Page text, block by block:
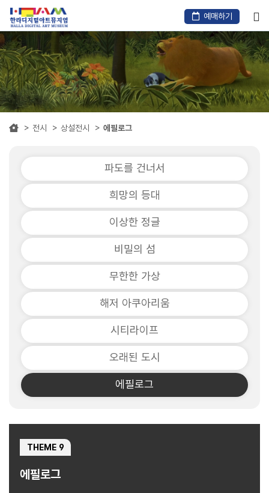
문
바
로
가
기
예매하기
전시 상설전시 에필로그
파도를 건너서
희망의 등대
이상한 정글
비밀의 섬
무한한 가상
해저 아쿠아리움
시티라이프
오래된 도시
에필로그
THEME 9
에필로그